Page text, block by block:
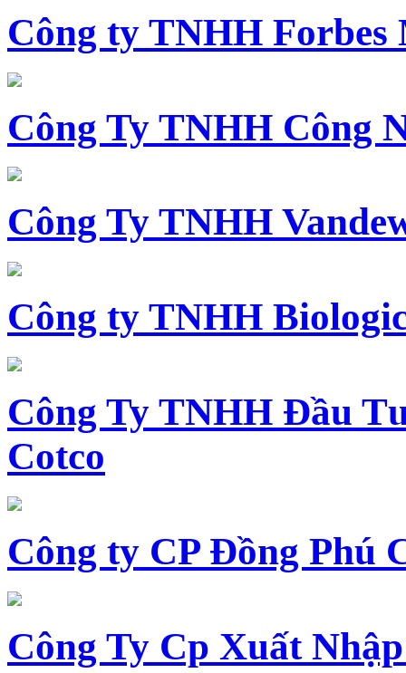
Công ty TNHH
Công Ty TNHH Công
Công Ty TNHH
Công ty TNHH
Công Ty TNHH Đầu
Cotco
Công ty CP Đồng Phú
Công Ty Cp Xuất